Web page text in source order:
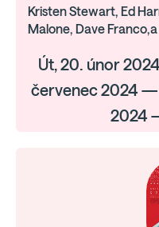
Kristen Stewart, Ed
Malone, Dave
Út, 20. únor
červenec 2024 —
2024